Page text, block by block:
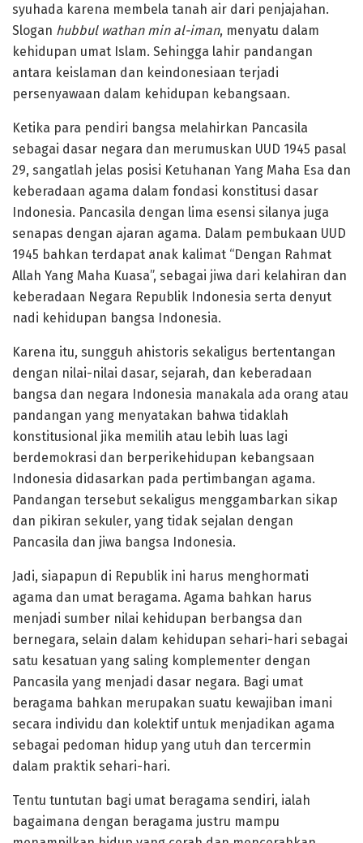
syuhada karena membela tanah air dari penjajahan.
Slogan hubbul wathan min al-iman, menyatu dalam
kehidupan umat Islam. Sehingga lahir pandangan
antara keislaman dan keindonesiaan terjadi
persenyawaan dalam kehidupan kebangsaan.
Ketika para pendiri bangsa melahirkan Pancasila
sebagai dasar negara dan merumuskan UUD 1945 pasal
29, sangatlah jelas posisi Ketuhanan Yang Maha Esa dan
keberadaan agama dalam fondasi konstitusi dasar
Indonesia. Pancasila dengan lima esensi silanya juga
senapas dengan ajaran agama. Dalam pembukaan UUD
1945 bahkan terdapat anak kalimat “Dengan Rahmat
Allah Yang Maha Kuasa”, sebagai jiwa dari kelahiran dan
keberadaan Negara Republik Indonesia serta denyut
nadi kehidupan bangsa Indonesia.
Karena itu, sungguh ahistoris sekaligus bertentangan
dengan nilai-nilai dasar, sejarah, dan keberadaan
bangsa dan negara Indonesia manakala ada orang atau
pandangan yang menyatakan bahwa tidaklah
konstitusional jika memilih atau lebih luas lagi
berdemokrasi dan berperikehidupan kebangsaan
Indonesia didasarkan pada pertimbangan agama.
Pandangan tersebut sekaligus menggambarkan sikap
dan pikiran sekuler, yang tidak sejalan dengan
Pancasila dan jiwa bangsa Indonesia.
Jadi, siapapun di Republik ini harus menghormati
agama dan umat beragama. Agama bahkan harus
menjadi sumber nilai kehidupan berbangsa dan
bernegara, selain dalam kehidupan sehari-hari sebagai
satu kesatuan yang saling komplementer dengan
Pancasila yang menjadi dasar negara. Bagi umat
beragama bahkan merupakan suatu kewajiban imani
secara individu dan kolektif untuk menjadikan agama
sebagai pedoman hidup yang utuh dan tercermin
dalam praktik sehari-hari.
Tentu tuntutan bagi umat beragama sendiri, ialah
bagaimana dengan beragama justru mampu